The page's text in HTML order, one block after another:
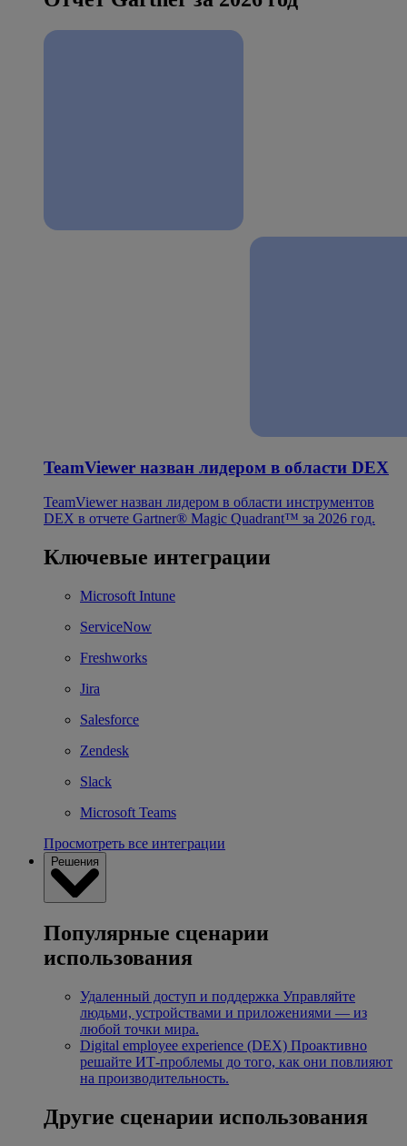
TeamViewer назван лидером в области DEX
TeamViewer назван лидером в области инструментов
DEX в отчете Gartner® Magic Quadrant™ за 2026 год.
Ключевые интеграции
Microsoft Intune
ServiceNow
Freshworks
Jira
Salesforce
Zendesk
Slack
Microsoft Teams
Просмотреть все интеграции
Решения
Популярные сценарии
использования
Удаленный доступ и поддержка Управляйте
людьми, устройствами и приложениями — из
любой точки мира.
Digital employee experience (DEX) Проактивно
решайте ИТ-проблемы до того, как они повлияют
на производительность.
Другие сценарии использования